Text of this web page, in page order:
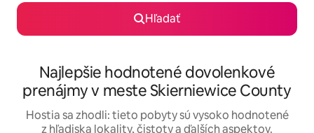
Hľadať
Najlepšie hodnotené dovolenkové
prenájmy v meste Skierniewice County
Hostia sa zhodli: tieto pobyty sú vysoko hodnotené
z hľadiska lokality, čistoty a ďalších aspektov.